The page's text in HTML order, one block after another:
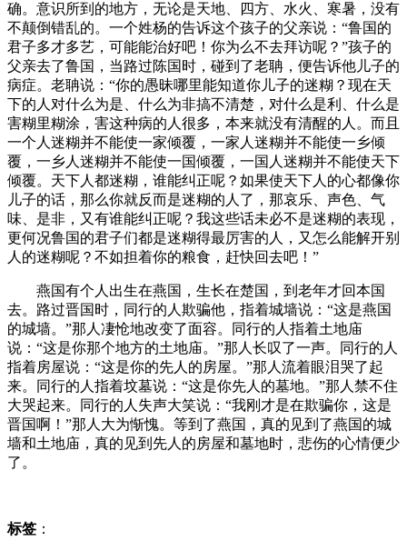
确。意识所到的地方，无论是天地、四方、水火、寒暑，没有
不颠倒错乱的。一个姓杨的告诉这个孩子的父亲说：“鲁国的
君子多才多艺，可能能治好吧！你为么不去拜访呢？”孩子的
父亲去了鲁国，当路过陈国时，碰到了老聃，便告诉他儿子的
病症。老聃说：“你的愚昧哪里能知道你儿子的迷糊？现在天
下的人对什么为是、什么为非搞不清楚，对什么是利、什么是
害糊里糊涂，害这种病的人很多，本来就没有清醒的人。而且
一个人迷糊并不能使一家倾覆，一家人迷糊并不能使一乡倾
覆，一乡人迷糊并不能使一国倾覆，一国人迷糊并不能使天下
倾覆。天下人都迷糊，谁能纠正呢？如果使天下人的心都像你
儿子的话，那么你就反而是迷糊的人了，那哀乐、声色、气
味、是非，又有谁能纠正呢？我这些话未必不是迷糊的表现，
更何况鲁国的君子们都是迷糊得最厉害的人，又怎么能解开别
人的迷糊呢？不如担着你的粮食，赶快回去吧！”
燕国有个人出生在燕国，生长在楚国，到老年才回本国
去。路过晋国时，同行的人欺骗他，指着城墙说：“这是燕国
的城墙。”那人凄怆地改变了面容。同行的人指着土地庙
说：“这是你那个地方的土地庙。”那人长叹了一声。同行的人
指着房屋说：“这是你的先人的房屋。”那人流着眼泪哭了起
来。同行的人指着坟墓说：“这是你先人的墓地。”那人禁不住
大哭起来。同行的人失声大笑说：“我刚才是在欺骗你，这是
晋国啊！”那人大为惭愧。等到了燕国，真的见到了燕国的城
墙和土地庙，真的见到先人的房屋和墓地时，悲伤的心情便少
了。
标签 ：